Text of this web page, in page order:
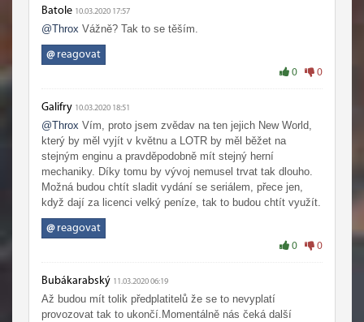
Batole 10.03.2020 17:57
@Throx Vážně? Tak to se těším.
@reagovat
0 0
Galifry 10.03.2020 18:51
@Throx Vím, proto jsem zvědav na ten jejich New World,
který by měl vyjít v květnu a LOTR by měl běžet na
stejným enginu a pravděpodobně mít stejný herní
mechaniky. Díky tomu by vývoj nemusel trvat tak dlouho.
Možná budou chtít sladit vydání se seriálem, přece jen,
když dají za licenci velký peníze, tak to budou chtít využít.
@reagovat
0 0
Bubákarabský 11.03.2020 06:19
Až budou mít tolik předplatitelů že se to nevyplatí
provozovat tak to ukončí.Momentálně nás čeká další